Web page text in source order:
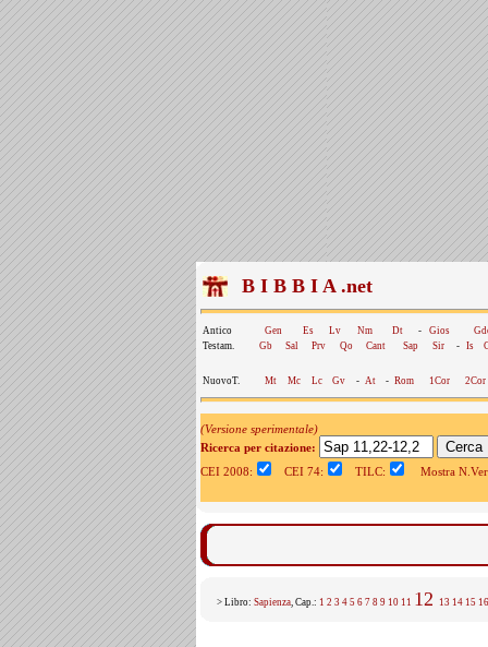
B I B B I A .net
Antico Gen Es Lv Nm Dt - Gios
Testam.
Gb Sal Prv Qo Cant Sap Sir - Is
NuovoT. Mt Mc Lc Gv - At - Rom 1Cor 2Cor
(Versione sperimentale)
Ricerca per citazione:
CEI 2008:
CEI 74: TILC: Mostra
> Libro: Sapienza, Cap.: 1 2 3 4 5 6 7 8 9 10 11 12 13 14 15 16